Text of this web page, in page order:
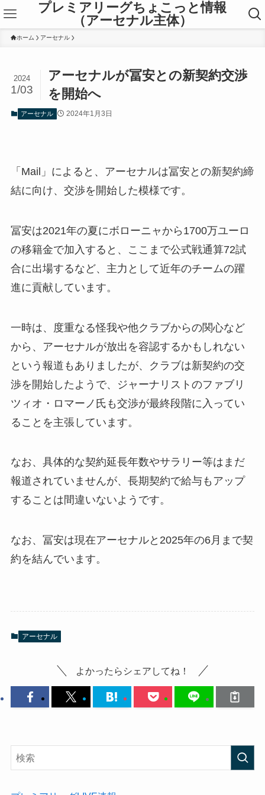
プレミアリーグちょこっと情報
（アーセナル主体）
ホーム アーセナル
アーセナルが冨安との新契約交渉
を開始へ
2024
1/03
アーセナル 2024年1月3日
「Mail」によると、アーセナルは冨安との新契約締
結に向け、交渉を開始した模様です。
冨安は2021年の夏にボローニャから1700万ユーロ
の移籍金で加入すると、ここまで公式戦通算72試
合に出場するなど、主力として近年のチームの躍
進に貢献しています。
一時は、度重なる怪我や他クラブからの関心など
から、アーセナルが放出を容認するかもしれない
という報道もありましたが、クラブは新契約の交
渉を開始したようで、ジャーナリストのファブリ
ツィオ・ロマーノ氏も交渉が最終段階に入ってい
ることを主張しています。
なお、具体的な契約延長年数やサラリー等はまだ
報道されていませんが、長期契約で給与もアップ
することは間違いないようです。
なお、冨安は現在アーセナルと2025年の6月まで契
約を結んでいます。
アーセナル
よかったらシェアしてね！